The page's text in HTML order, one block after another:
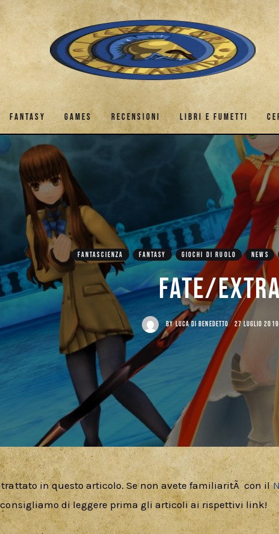
FANTASY GAMES RECENSIONI LIBRI E FUMETTI
FANTASY LIBRI E FUMETTI
FANTASCIENZA FANTASY GIOCHI DI RUOLO NEWS
Fate/
BY LUCA DI BENEDETTO 27 LUGLIO 2019
trattato in questo articolo. Se non avete familiaritÃ  con il
di leggere prima gli articoli ai rispettivi link!